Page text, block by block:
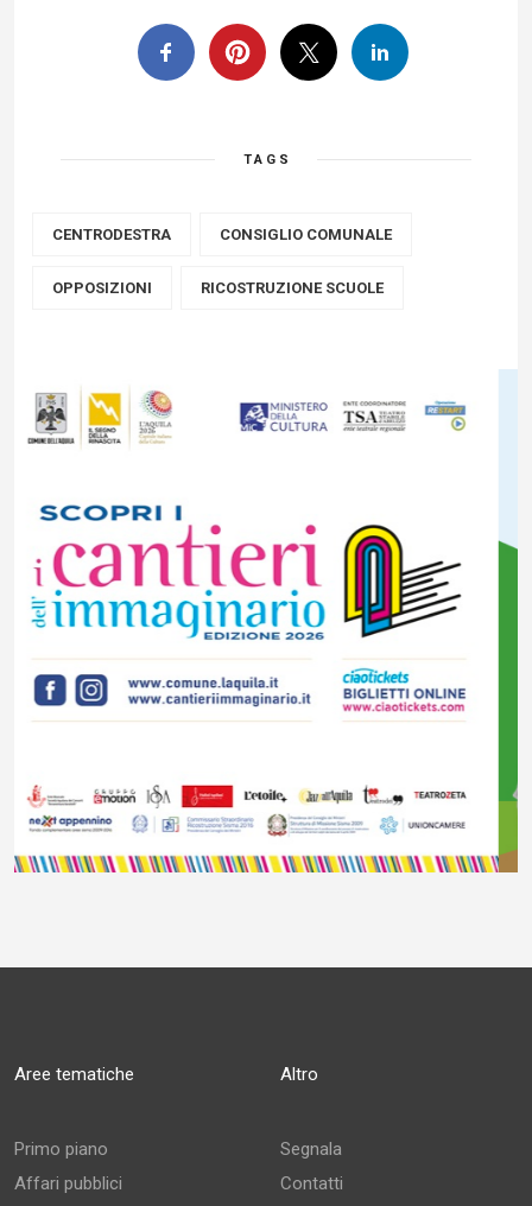
TAGS
CENTRODESTRA CONSIGLIO COMUNALE
OPPOSIZIONI RICOSTRUZIONE SCUOLE
Aree tematiche
Primo piano
Affari pubblici
Altro
Segnala
Contatti